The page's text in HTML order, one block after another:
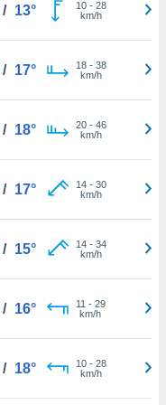
/ 13° 10- 28
km/h
/ 17° 18- 38
km/h
/ 18° 20- 46
km/h
/ 17° 14- 30
km/h
/ 15° 14- 34
km/h
/ 16° 11 - 29
km/h
/ 18° 10- 28
km/h